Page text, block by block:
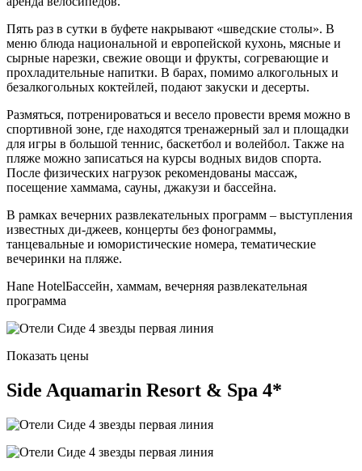
Пять раз в сутки в буфете накрывают «шведские столы». В
меню блюда национальной и европейской кухонь, мясные и
сырные нарезки, свежие овощи и фрукты, согревающие и
прохладительные напитки. В барах, помимо алкогольных и
безалкогольных коктейлей, подают закуски и десерты.
Размяться, потренироваться и весело провести время можно в
спортивной зоне, где находятся тренажерный зал и площадки
для игры в большой теннис, баскетбол и волейбол. Также на
пляже можно записаться на курсы водных видов спорта.
После физических нагрузок рекомендованы массаж,
посещение хаммама, сауны, джакузи и бассейна.
В рамках вечерних развлекательных программ – выступления
известных ди-джеев, концерты без фонограммы,
танцевальные и юмористические номера, тематические
вечеринки на пляже.
Hane HotelБассейн, хаммам, вечерняя развлекательная
программа
Показать цены
Side Aquamarin Resort & Spa 4*